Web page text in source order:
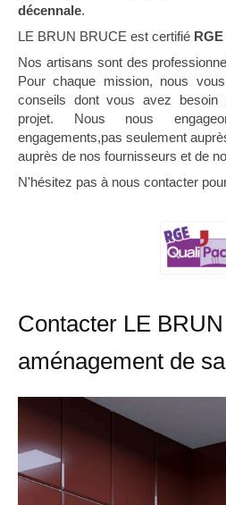
décennale.
LE BRUN BRUCE est certifié
Nos artisans sont des
Pour chaque mission, nous
conseils dont vous avez
projet. Nous nous
engagements,pas seulement
auprès de nos fournisseurs et de
N'hésitez pas à nous contacter
Contacter LE
aménagement de